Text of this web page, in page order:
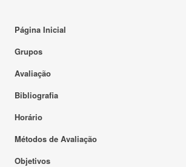
Página Inicial
Grupos
Avaliação
Bibliografia
Horário
Métodos de Avaliação
Objetivos